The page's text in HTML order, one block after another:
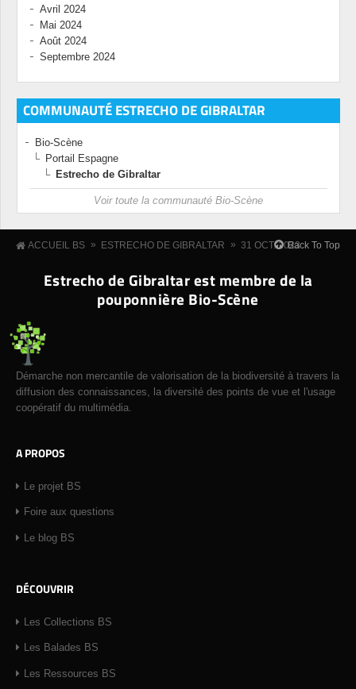
Avril 2024
Mai 2024
Août 2024
Septembre 2024
COMMUNAUTÉ ESTRECHO DE GIBRALTAR
Bio-Scène
Portail Espagne
Estrecho de Gibraltar
Voir toute la communauté Bio-Scène
ACCUEIL BS » ESTRECHO DE GIBRALTAR » 31 OCT. 2023Back To Top
Estrecho de Gibraltar est membre de la
pouponnière Bio-Scène
Démarche non mercantile de valorisation de la biodiversité à travers la
diffusion des connaissances, la diversité des points de vue et l'usage
coopératif du multimédia.
A PROPOS
Le projet BS
Foire aux questions
Le blog BS
DÉCOUVRIR
Les Collections BS
Les Balades BS
Les Ressources BS